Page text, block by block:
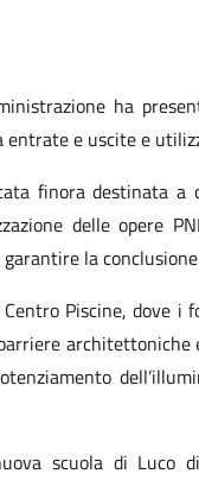
ha
e uscite e
finora destinata
delle opere
la
Piscine, dove i
architettoniche
scuola di Luco